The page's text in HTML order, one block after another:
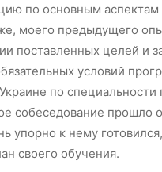
по основным
моего предыдущего
поставленных целей и
условий
по специальности
собеседование прошло
упорно к нему
своего обучения.